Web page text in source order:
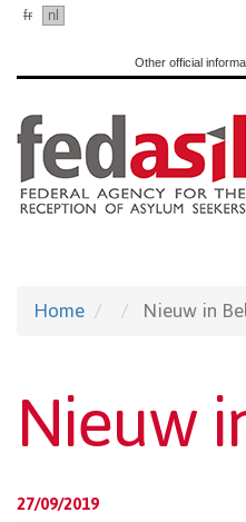
Skip
main
content
fr nl
Other official
Home Nieuw in
Nieuw
27/09/2019